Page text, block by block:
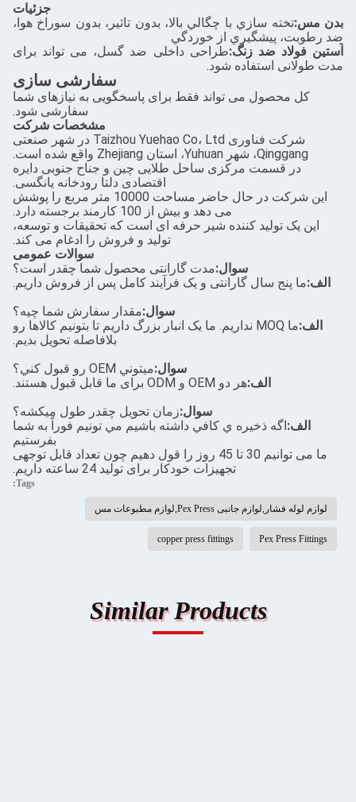
جزئیات
بدن مس:تخته سازي با چگالي بالا، بدون تاثير، بدون سوراخ هوا،
ضد رطوبت، پيشگيري از خوردگي
آستین فولاد ضد زنگ:طراحی داخلی ضد گسل، می تواند برای
مدت طولانی استفاده شود.
سفارشی سازی
کل محصول می تواند فقط برای پاسخگویی به نیازهای شما
سفارشی شود.
مشخصات شرکت
شرکت فناوری Taizhou Yuehao Co، Ltd در شهر صنعتی
Qinggang، شهر Yuhuan، استان Zhejiang واقع شده است.
در قسمت مرکزی ساحل طلایی چین و جناح جنوبی دایره
اقتصادی دلتا رودخانه یانگسی.
این شرکت در حال حاضر مساحت 10000 متر مربع را پوشش
می دهد و بیش از 100 کارمند برجسته دارد.
این یک تولید کننده شیر حرفه ای است که تحقیقات و توسعه،
تولید و فروش را ادغام می کند.
سوالات عمومی
سوال:مدت گارانتی محصول شما چقدر است؟
الف:ما پنج سال گارانتی و یک فرآیند کامل پس از فروش داریم.
سوال:مقدار سفارش شما چيه؟
الف:
ما MOQ نداریم. ما یک انبار بزرگ داریم تا بتونیم کالاها رو
بلافاصله تحویل بدیم.
سوال:ميتوني OEM رو قبول کني؟
الف:هر دو OEM و ODM برای ما قابل قبول هستند.
سوال:زمان تحویل چقدر طول میکشه؟
الف:اگه ذخيره ي کافي داشته باشيم مي تونيم فوراً به شما
بفرستيم
ما می توانیم 30 تا 45 روز را قول دهیم چون تعداد قابل توجهی
تجهیزات خودکار برای تولید 24 ساعته داریم.
Tags:
لوازم لوله فشار,لوازم جانبی Pex Press,لوازم مطبوعات مس
Pex Press Fittings
copper press fittings
Similar Products